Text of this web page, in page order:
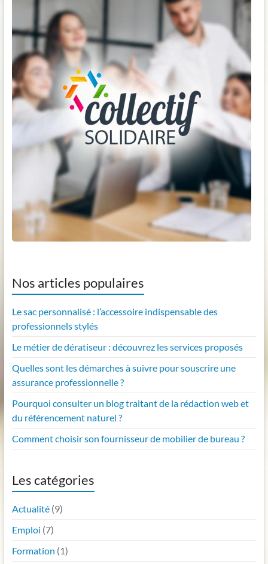
Nos articles populaires
Le sac personnalisé : l’accessoire indispensable des
professionnels stylés
Le métier de dératiseur : découvrez les services proposés
Quelles sont les démarches à suivre pour souscrire une
assurance professionnelle ?
Pourquoi consulter un blog traitant de la rédaction web et
du référencement naturel ?
Comment choisir son fournisseur de mobilier de bureau ?
Les catégories
Actualité(9)
Emploi (7)
Formation (1)